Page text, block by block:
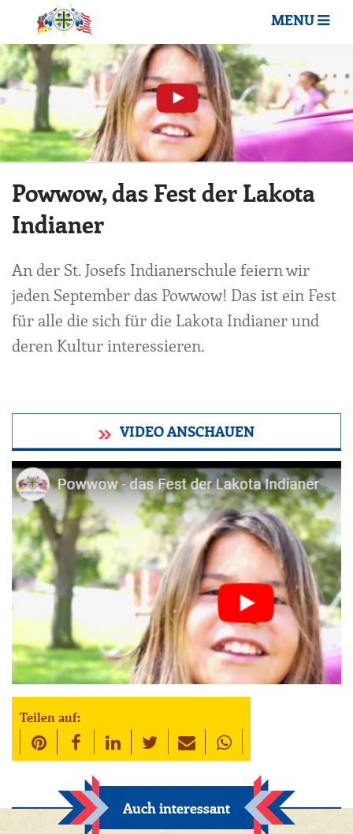
MENU
Powwow, das Fest der Lakota
Indianer
An der St. Josefs Indianerschule feiern wir
jeden September das Powwow! Das ist ein Fest
für alle die sich für die Lakota Indianer und
deren Kultur interessieren.
VIDEO ANSCHAUEN
Teilen auf:
Auch interessant